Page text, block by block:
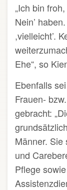
„Ich bin
Nein’
,vielleicht’.
Ehe“, so
Ebenfalls
Frauen-
gebracht:
Männer. Sie
und
Pflege